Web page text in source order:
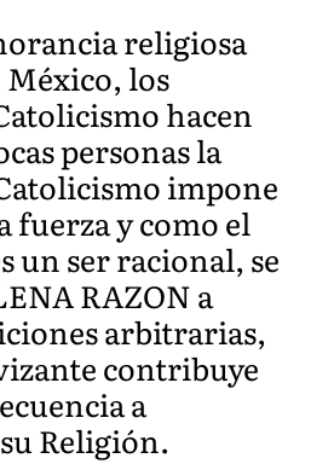
religiosa
los
hacen
personas la
impone
fuerza y como el
un ser racional, se
RAZON a
arbitrarias,
contribuye
a
Religión.